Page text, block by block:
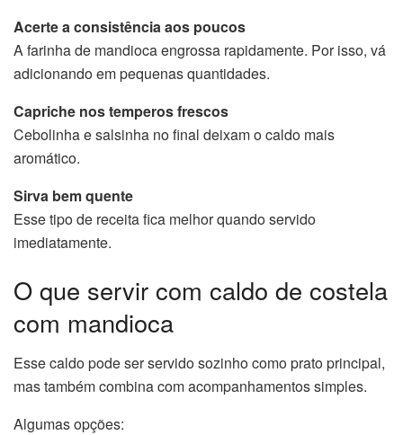
Acerte a consistência aos poucos
A farinha de mandioca engrossa rapidamente. Por isso, vá
adicionando em pequenas quantidades.
Capriche nos temperos frescos
Cebolinha e salsinha no final deixam o caldo mais
aromático.
Sirva bem quente
Esse tipo de receita fica melhor quando servido
imediatamente.
O que servir com caldo de costela
com mandioca
Esse caldo pode ser servido sozinho como prato principal,
mas também combina com acompanhamentos simples.
Algumas opções: